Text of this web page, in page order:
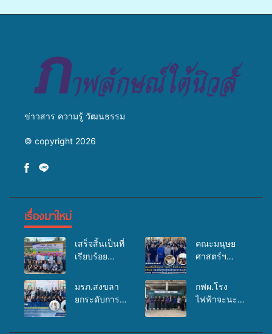
ข่าวสาร ความรู้ วัฒนธรรม
© copyright 2026
เรื่องมาใหม่
เสร็จสิ้นเป็นที่
เรียบร้อย
เคลื่อนที่
คณะมนุษย
ศาสตร์ฯ
จัดอบรมเสริม
ศักยภาพ
มรภ.สงขลา
ยกระดับการ
กฟผ.โรง
ไฟฟ้าจะนะ